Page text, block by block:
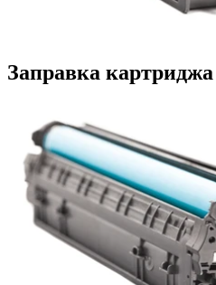
Заправка картриджа